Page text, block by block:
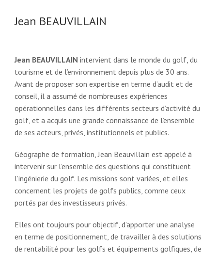
Jean BEAUVILLAIN
Jean BEAUVILLAIN intervient dans le monde du golf, du
tourisme et de l’environnement depuis plus de 30 ans.
Avant de proposer son expertise en terme d’audit et de
conseil, il a assumé de nombreuses expériences
opérationnelles dans les différents secteurs d’activité du
golf, et a acquis une grande connaissance de l’ensemble
de ses acteurs, privés, institutionnels et publics.
Géographe de formation, Jean Beauvillain est appelé à
intervenir sur l’ensemble des questions qui constituent
l’ingénierie du golf. Les missions sont variées, et elles
concernent les projets de golfs publics, comme ceux
portés par des investisseurs privés.
Elles ont toujours pour objectif, d’apporter une analyse
en terme de positionnement, de travailler à des solutions
de rentabilité pour les golfs et équipements golfiques, de